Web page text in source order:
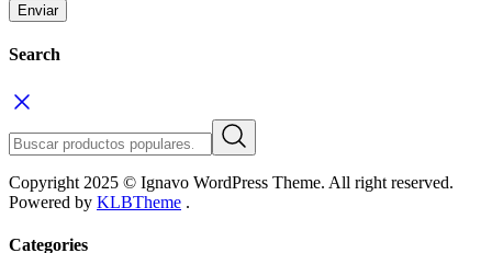
Search
Copyright 2025 © Ignavo WordPress Theme. All right reserved.
Powered by KLBTheme .
Categories